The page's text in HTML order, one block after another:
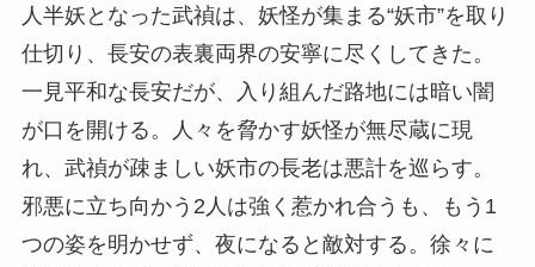
人半妖となった武禎は、妖怪が集まる“妖市”を取り
仕切り、長安の表裏両界の安寧に尽くしてきた。
一見平和な長安だが、入り組んだ路地には暗い闇
が口を開ける。人々を脅かす妖怪が無尽蔵に現
れ、武禎が疎ましい妖市の長老は悪計を巡らす。
邪悪に立ち向かう2人は強く惹かれ合うも、もう1
つの姿を明かせず、夜になると敵対する。徐々に